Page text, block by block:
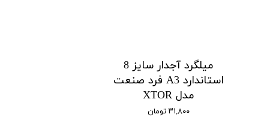
میلگرد آجدار سایز 8
استاندارد A3 فرد صنعت
مدل XTOR
۳۱,۸۰۰ تومان